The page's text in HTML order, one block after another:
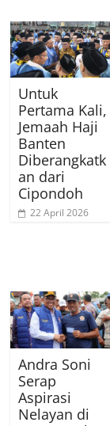
Untuk
Pertama Kali,
Jemaah Haji
Banten
Diberangkatk
an dari
Cipondoh
22 April 2026
Andra Soni
Serap
Aspirasi
Nelayan di